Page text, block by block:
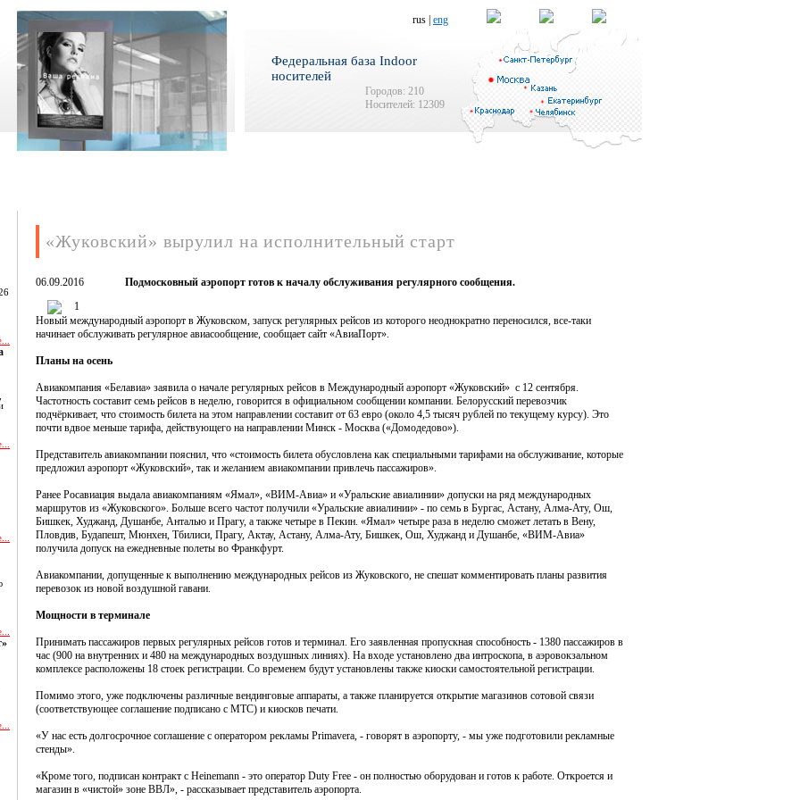
rus | eng
Федеральная база Indoor
носителей
Городов: 210
Носителей: 12309
«Жуковский» вырулил на исполнительный старт
06.09.2016 Подмосковный аэропорт готов к началу обслуживания регулярного сообщения.
Новый международный аэропорт в Жуковском, запуск регулярных рейсов из которого неоднократно переносился, все-таки
начинает обслуживать регулярное авиасообщение, сообщает сайт «АвиаПорт».
Планы на осень
Авиакомпания «Белавиа» заявила о начале регулярных рейсов в Международный аэропорт «Жуковский» с 12 сентября.
Частотность составит семь рейсов в неделю, говорится в официальном сообщении компании. Белорусский перевозчик
подчёркивает, что стоимость билета на этом направлении составит от 63 евро (около 4,5 тысяч рублей по текущему курсу). Это
почти вдвое меньше тарифа, действующего на направлении Минск - Москва («Домодедово»).
Представитель авиакомпании пояснил, что «стоимость билета обусловлена как специальными тарифами на обслуживание, которые
предложил аэропорт «Жуковский», так и желанием авиакомпании привлечь пассажиров».
Ранее Росавиация выдала авиакомпаниям «Ямал», «ВИМ-Авиа» и «Уральские авиалинии» допуски на ряд международных
маршрутов из «Жуковского». Больше всего частот получили «Уральские авиалинии» - по семь в Бургас, Астану, Алма-Ату, Ош,
Бишкек, Худжанд, Душанбе, Анталью и Прагу, а также четыре в Пекин. «Ямал» четыре раза в неделю сможет летать в Вену,
Пловдив, Будапешт, Мюнхен, Тбилиси, Прагу, Актау, Астану, Алма-Ату, Бишкек, Ош, Худжанд и Душанбе, «ВИМ-Авиа»
получила допуск на ежедневные полеты во Франкфурт.
Авиакомпании, допущенные к выполнению международных рейсов из Жуковского, не спешат комментировать планы развития
перевозок из новой воздушной гавани.
Мощности в терминале
Принимать пассажиров первых регулярных рейсов готов и терминал. Его заявленная пропускная способность - 1380 пассажиров в
час (900 на внутренних и 480 на международных воздушных линиях). На входе установлено два интроскопа, в аэровокзальном
комплексе расположены 18 стоек регистрации. Со временем будут установлены также киоски самостоятельной регистрации.
Помимо этого, уже подключены различные вендинговые аппараты, а также планируется открытие магазинов сотовой связи
(соответствующее соглашение подписано с МТС) и киосков печати.
«У нас есть долгосрочное соглашение с оператором рекламы Primavera, - говорят в аэропорту, - мы уже подготовили рекламные
стенды».
«Кроме того, подписан контракт с Heinemann - это оператор Duty Free - он полностью оборудован и готов к работе. Откроется и
магазин в «чистой» зоне ВВЛ», - рассказывает представитель аэропорта.